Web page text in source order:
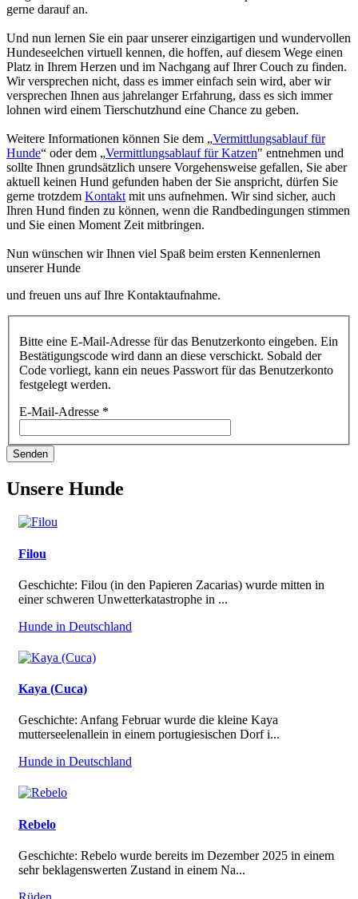
gerne darauf an.
Und nun lernen Sie ein paar unserer einzigartigen und wundervollen
Hundeseelchen virtuell kennen, die hoffen, auf diesem Wege einen
Platz in Ihrem Herzen und im Nachgang auf Ihrer Couch zu finden.
Wir versprechen nicht, dass es immer einfach sein wird, aber wir
versprechen Ihnen aus jahrelanger Erfahrung, dass es sich immer
lohnen wird einem Tierschutzhund eine Chance zu geben.
Weitere Informationen können Sie dem „Vermittlungsablauf für
Hunde“ oder dem „Vermittlungsablauf für Katzen" entnehmen und
sollte Ihnen grundsätzlich unsere Vorgehensweise gefallen, Sie aber
aktuell keinen Hund gefunden haben der Sie anspricht, dürfen Sie
gerne trotzdem Kontakt mit uns aufnehmen. Wir sind sicher, auch
Ihren Hund finden zu können, wenn die Randbedingungen stimmen
und Sie einen Moment Zeit mitbringen.
Nun wünschen wir Ihnen viel Spaß beim ersten Kennenlernen
unserer Hunde
und freuen uns auf Ihre Kontaktaufnahme.
Bitte eine E-Mail-Adresse für das Benutzerkonto eingeben. Ein
Bestätigungscode wird dann an diese verschickt. Sobald der
Code vorliegt, kann ein neues Passwort für das Benutzerkonto
festgelegt werden.
E-Mail-Adresse *
Senden
Unsere Hunde
Filou
Geschichte: Filou (in den Papieren Zacarias) wurde mitten in
einer schweren Unwetterkatastrophe in ...
Hunde in Deutschland
Kaya (Cuca)
Geschichte: Anfang Februar wurde die kleine Kaya
mutterseelenallein in einem portugiesischen Dorf i...
Hunde in Deutschland
Rebelo
Geschichte: Rebelo wurde bereits im Dezember 2025 in einem
sehr beklagenswerten Zustand in einem Na...